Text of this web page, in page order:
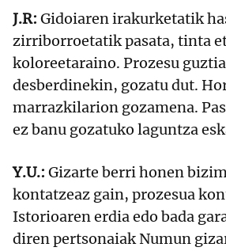
J.R: Gidoiaren irakurketatik
zirriborroetatik pasata, tinta
koloreetaraino. Prozesu
desberdinekin, gozatu dut.
marrazkilarion gozamena.
ez banu gozatuko laguntza
Y.U.: Gizarte berri honen
kontatzeaz gain, prozesua
Istorioaren erdia edo bada
diren pertsonaiak Numun